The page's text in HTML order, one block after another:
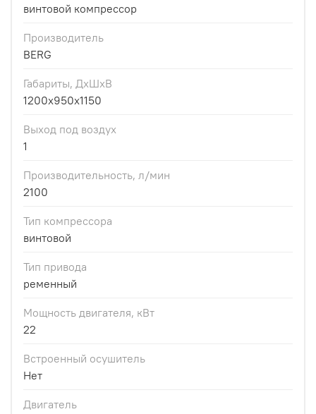
винтовой компрессор
Производитель
BERG
Габариты, ДхШхВ
1200x950x1150
Выход под воздух
1
Производительность, л/мин
2100
Тип компрессора
винтовой
Тип привода
ременный
Мощность двигателя, кВт
22
Встроенный осушитель
Нет
Двигатель